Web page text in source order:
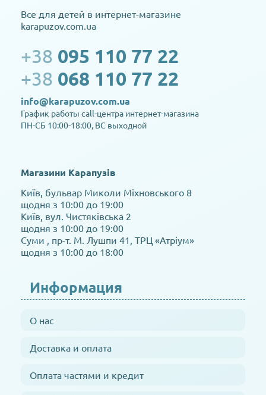
Все для детей в интернет-магазине
karapuzov.com.ua
+38 095 110 77 22
+38 068 110 77 22
info@karapuzov.com.ua
График работы call-центра интернет-магазина
ПН-СБ 10:00-18:00, ВС выходной
Магазини Карапузів
Київ, бульвар Миколи Міхновського 8
щодня з 10:00 до 19:00
Київ, вул. Чистяківська 2
щодня з 10:00 до 19:00
Суми , пр-т. М. Лушпи 41, ТРЦ «Атріум»
щодня з 10:00 до 18:00
Информация
О нас
Доставка и оплата
Оплата частями и кредит